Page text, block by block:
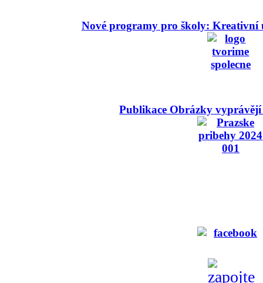
Nové programy pro školy: Kreativní
Publikace Obrázky